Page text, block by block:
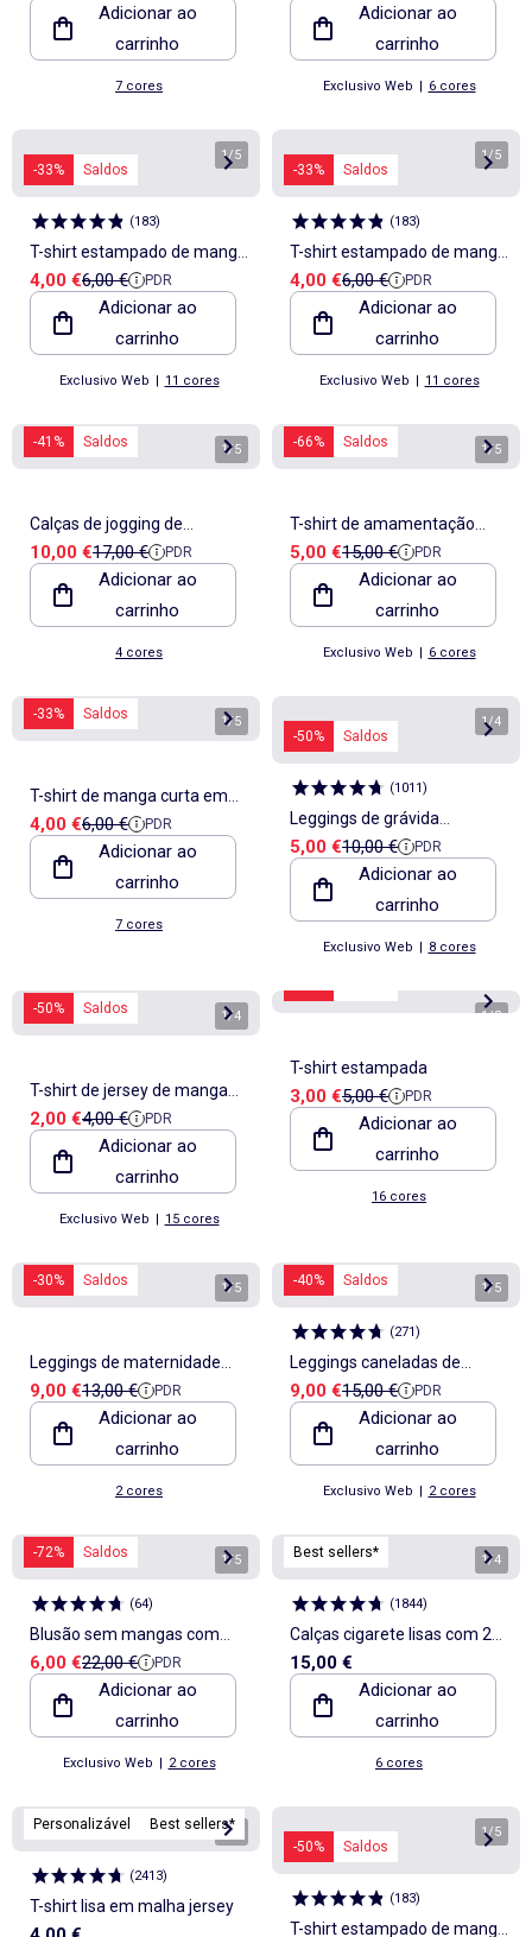
Adicionar ao
carrinho
7 cores
Adicionar ao
carrinho
Exclusivo Web | 6 cores
-33% Saldos
1/5
(183)
T-shirt estampado de manga
curta com padrão
Preço de venda
4,00 €Preço de referência
6,00 € PDR
Adicionar ao
carrinho
Exclusivo Web | 11 cores
-33% Saldos
1/5
(183)
T-shirt estampado de manga
curta com padrão
Preço de venda
4,00 €Preço de referência
6,00 € PDR
Adicionar ao
carrinho
Exclusivo Web | 11 cores
-41% Saldos 1/5
Calças de jogging de
maternidade
Preço de venda
10,00 €Preço de referência
17,00 € PDR
Adicionar ao
carrinho
4 cores
-66% Saldos 1/5
T-shirt de amamentação
mesclado
Preço de venda
5,00 €Preço de referência
15,00 € PDR
Adicionar ao
carrinho
Exclusivo Web | 6 cores
-33% Saldos 1/5
T-shirt de manga curta em
jersey
Preço de venda
4,00 €Preço de referência
6,00 € PDR
Adicionar ao
carrinho
7 cores
-50% Saldos
1/4
(1011)
Leggings de grávida
compridas em jersey lisa
Preço de venda
5,00 €Preço de referência
10,00 € PDR
Adicionar ao
carrinho
Exclusivo Web | 8 cores
-50% Saldos 1/4
T-shirt de jersey de manga
curta
Preço de venda
2,00 €Preço de referência
4,00 € PDR
Adicionar ao
carrinho
Exclusivo Web | 15 cores
1/3
T-shirt estampada
Preço de venda
3,00 €Preço de referência
5,00 € PDR
Adicionar ao
carrinho
16 cores
-30% Saldos 1/5
Leggings de maternidade
com estampado
Preço de venda
9,00 €Preço de referência
13,00 € PDR
Adicionar ao
carrinho
2 cores
-40% Saldos 1/5
(271)
Leggings caneladas de
grávida
Preço de venda
9,00 €Preço de referência
15,00 € PDR
Adicionar ao
carrinho
Exclusivo Web | 2 cores
-72% Saldos 1/5
(64)
Blusão sem mangas com
molas de pressão
Preço de venda
6,00 €Preço de referência
22,00 € PDR
Adicionar ao
carrinho
Exclusivo Web | 2 cores
Best sellers* 1/4
(1844)
Calças cigarete lisas com 2
bolsos
15,00 €
Adicionar ao
carrinho
6 cores
Personalizável Best sellers*
1/
(2413)
T-shirt lisa em malha jersey
-50% Saldos
1/5
(183)
T-shirt estampado de manga